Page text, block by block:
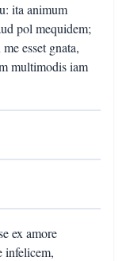
ita animum
pol mequidem;
esset gnata,
multimodis iam
ex amore
infelicem,